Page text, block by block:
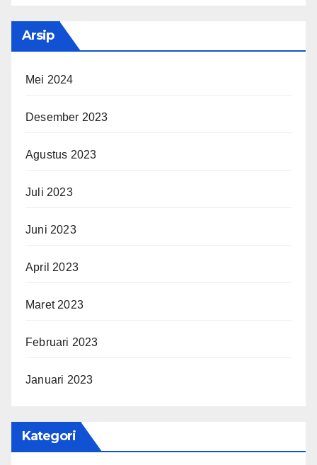
Arsip
Mei 2024
Desember 2023
Agustus 2023
Juli 2023
Juni 2023
April 2023
Maret 2023
Februari 2023
Januari 2023
Kategori